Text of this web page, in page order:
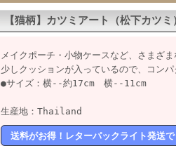
【猫柄】カツミアート（松下カツ
メイクポーチ・小物ケースなど、さまざ
少しクッションが入っているので、コン
●サイズ：横--約17cm 横--11cm 素
生産地：Thailand
送料がお得！レターパックライト発送で